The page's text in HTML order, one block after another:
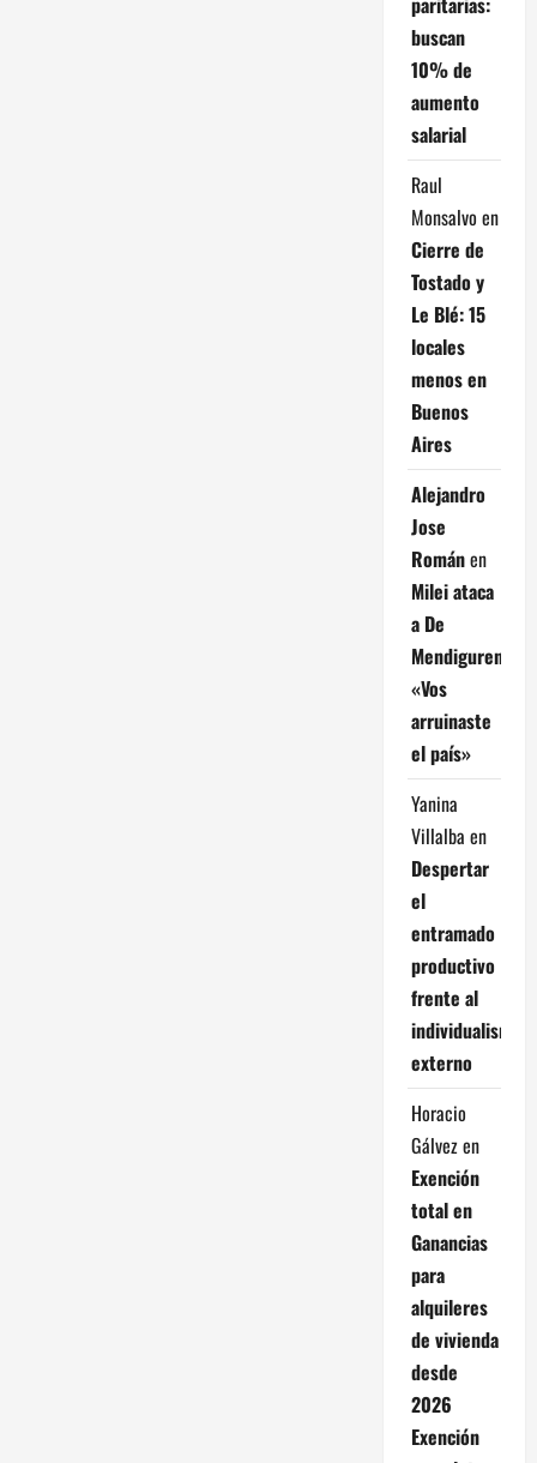
buscan
10% de
aumento
salarial
Raul
Monsalvo en
Cierre de
Tostado y
Le Blé: 15
locales
menos en
Buenos
Aires
Alejandro
Jose
Románen
Milei ataca
a De
Mendiguren:
«Vos
arruinaste
el país»
Yanina
Villalba en
Despertar
el
entramado
productivo
frente al
individualismo
externo
Horacio
Gálvezen
Exención
total en
Ganancias
para
alquileres
de vivienda
desde
2026
Exención